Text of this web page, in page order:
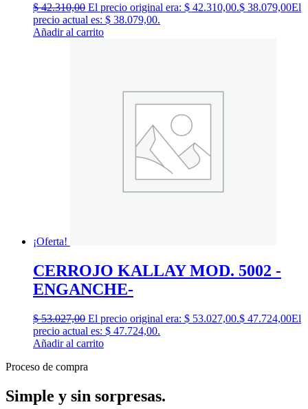
$42.310,00 El precio original era: $ 42.310,00.$ 38.079,00El
precio actual es: $ 38.079,00.
Añadir al carrito
¡Oferta!
CERROJO KALLAY MOD. 5002 -
ENGANCHE-
$53.027,00 El precio original era: $ 53.027,00.$ 47.724,00El
precio actual es: $ 47.724,00.
Añadir al carrito
Proceso de compra
Simple y sin sorpresas.